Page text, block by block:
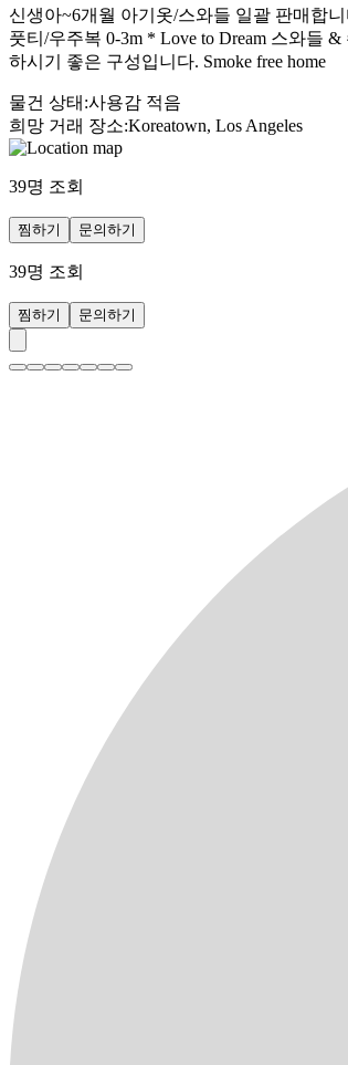
신생아~6개월 아기옷/스와들 일괄 판매합
풋티/우주복 0-3m * Love to Dream 스와들
하시기 좋은 구성입니다. Smoke free home
물건 상태 :사용감 적음
희망 거래 장소:Koreatown, Los Angeles
39명 조회
찜하기 문의하기
39명 조회
찜하기 문의하기